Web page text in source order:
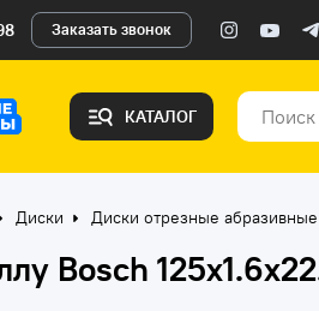
Заказать звонок
КАТАЛОГ
Диски Диски отрезные абразивные
Bosch